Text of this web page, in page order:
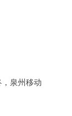
，泉州移动